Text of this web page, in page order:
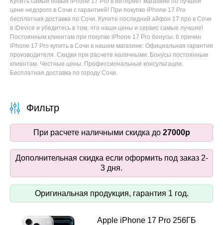
цене недорого в Сочи с гарантией! При покупке iPhone 17 Pro
бесплатная доставка по Сочи. Купите последний айфон 17 про в Сочи
в iDevice и убедитесь в том, что наши цены и сервис самые лучшие!
Постоянным клиентам при покупке iPhone 17 Pro бонусы. 6 причин
iPhone 17 Pro купить в Сочи в нашем магазине: Официальная гарантия
производителя. Скидки при расчете наличными. Бонусы постоянным
клиентам. Честные цены. Профессиональные консультации.
Бесплатная доставка по городу Сочи.
При расчете наличными скидка до 27000р
Дополнительная скидка если оформить под заказ 2-
3 дня.
Оригинальная продукция, гарантия 1 год.
Apple iPhone 17 Pro 256ГБ
Фильтр